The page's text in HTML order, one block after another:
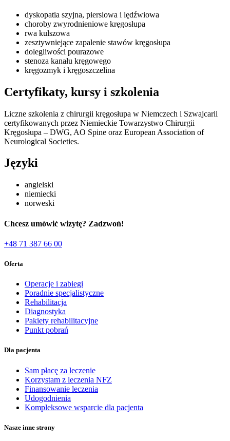
dyskopatia szyjna, piersiowa i lędźwiowa
choroby zwyrodnieniowe kręgosłupa
rwa kulszowa
zesztywniejące zapalenie stawów kręgosłupa
dolegliwości pourazowe
stenoza kanału kręgowego
kręgozmyk i kręgoszczelina
Certyfikaty, kursy i szkolenia
Liczne szkolenia z chirurgii kręgosłupa w Niemczech i Szwajcarii
certyfikowanych przez Niemieckie Towarzystwo Chirurgii
Kręgosłupa – DWG, AO Spine oraz European Association of
Neurological Societies.
Języki
angielski
niemiecki
norweski
Chcesz umówić wizytę? Zadzwoń!
+48 71 387 66 00
Oferta
Operacje i zabiegi
Poradnie specjalistyczne
Rehabilitacja
Diagnostyka
Pakiety rehabilitacyjne
Punkt pobrań
Dla pacjenta
Sam płacę za leczenie
Korzystam z leczenia NFZ
Finansowanie leczenia
Udogodnienia
Kompleksowe wsparcie dla pacjenta
Nasze inne strony